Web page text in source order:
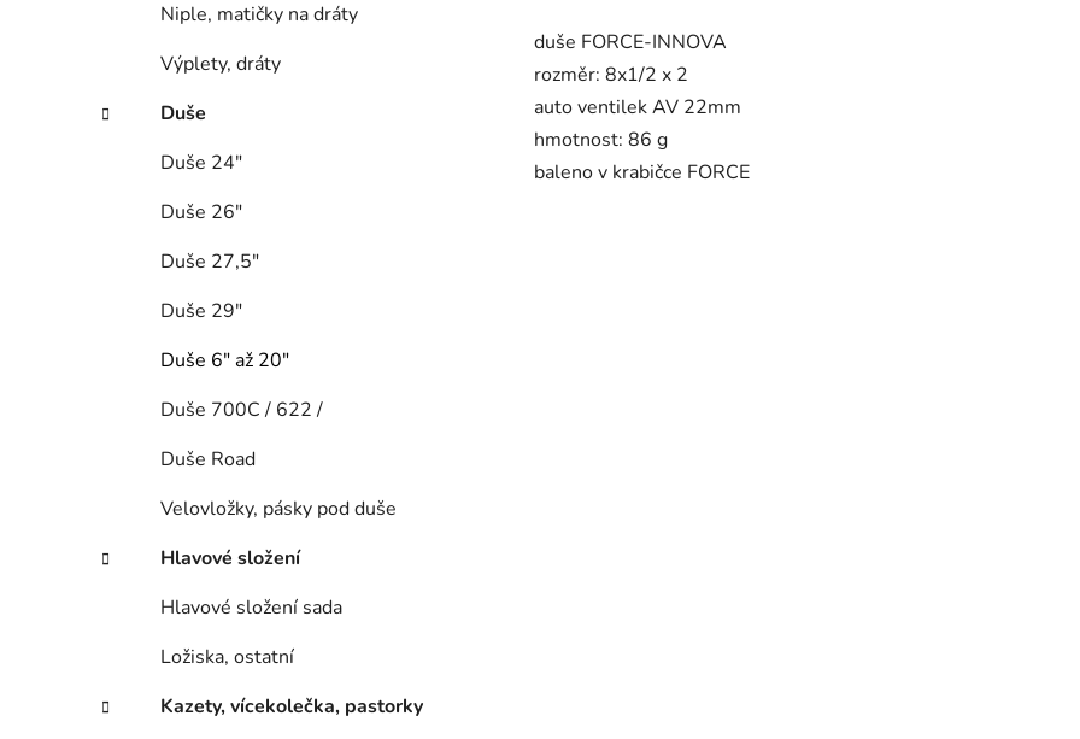
Niple, matičky na dráty
Výplety, dráty
Duše
Duše 24"
Duše 26"
Duše 27,5"
Duše 29"
Duše 6" až 20"
Duše 700C / 622 /
Duše Road
Velovložky, pásky pod duše
Hlavové složení
Hlavové složení sada
Ložiska, ostatní
Kazety, vícekolečka, pastorky
duše FORCE-INNOVA
rozměr: 8x1/2 x 2
auto ventilek AV 22mm
hmotnost: 86 g
baleno v krabičce FORCE